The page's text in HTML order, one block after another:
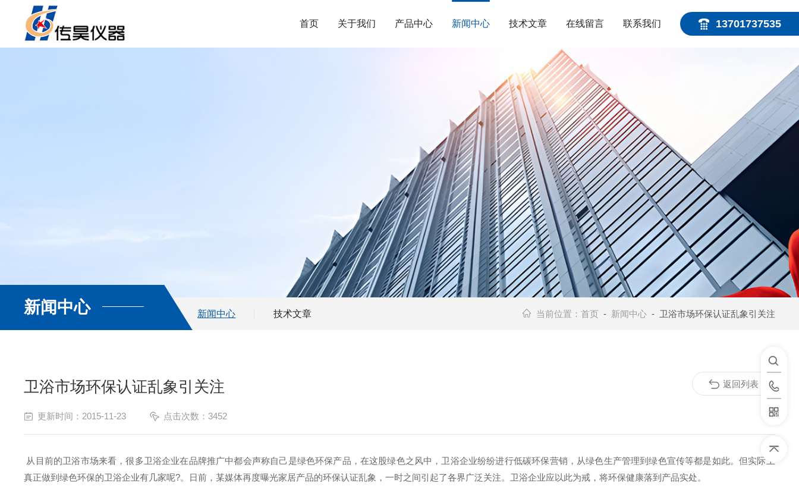
13701737535
首页 关于我们 产品中心 新闻中心 技术文章 在线留言 联系我们
新闻中心 新闻中心 技术文章 当前位置： 首页 - 新闻中心- 卫浴市场环保认证乱象引关注
卫浴市场环保认证乱象引关注
更新时间：2015-11-23 点击次数：3452
从目前的卫浴市场来看，很多卫浴企业在品牌推广中都会声称自己是绿色环保产品，在这股绿色之风中，卫浴企业纷纷进行低碳环保营销，从绿色生产管理到绿色宣传等都是如此。但实际上
真正做到绿色环保的卫浴企业有几家呢?。日前，某媒体再度曝光家居产品的环保认证乱象，一时之间引起了各界广泛关注。卫浴企业应以此为戒，将环保健康落到产品实处。
返回列表